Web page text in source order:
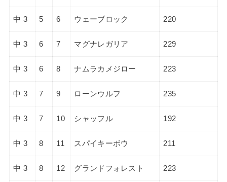
中 3 5 6 ウェーブロック 220
中 3 6 7 マグナレガリア 229
中 3 6 8 ナムラカメジロー 223
中 3 7 9 ローンウルフ 235
中 3 7 10 シャッフル 192
中 3 8 11 スパイキーボウ 211
中 3 8 12 グランドフォレスト 223